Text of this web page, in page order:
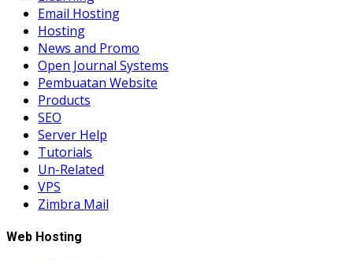
Email Hosting
Hosting
News and Promo
Open Journal Systems
Pembuatan Website
Products
SEO
Server Help
Tutorials
Un-Related
VPS
Zimbra Mail
Web Hosting